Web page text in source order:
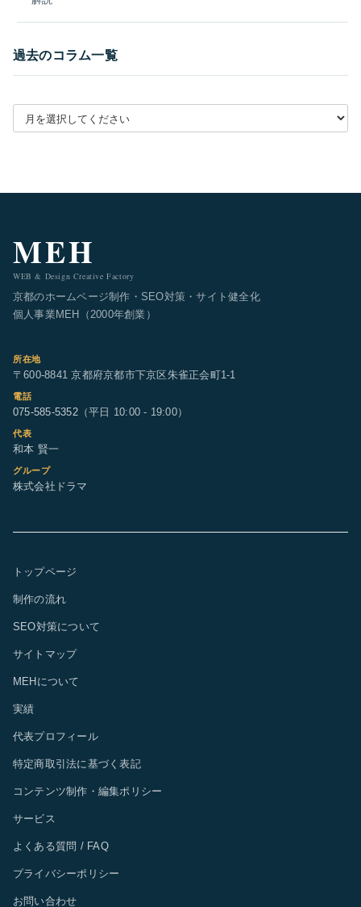
過去のコラム一覧
月別アーカイブを選択
MEH
WEB & Design Creative Factory
京都のホームページ制作・SEO対策・サイト健全化
個人事業MEH（2000年創業）
所在地
〒600-8841 京都府京都市下京区朱雀正会町1-1
電話
075-585-5352（平日 10:00 - 19:00）
代表
和本 賢一
グループ
株式会社ドラマ
トップページ
制作の流れ
SEO対策について
サイトマップ
MEHについて
実績
代表プロフィール
特定商取引法に基づく表記
コンテンツ制作・編集ポリシー
サービス
よくある質問 / FAQ
プライバシーポリシー
お問い合わせ